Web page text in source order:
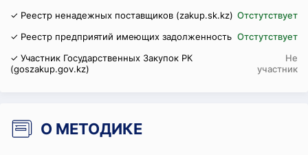
✓ Реестр ненадежных поставщиков (zakup.sk.kz) Отстутствует
✓ Реестр предприятий имеющих задолженность Отстутствует
✓ Участник Государственных Закупок РК
(goszakup.gov.kz)
Не
участник
О МЕТОДИКЕ